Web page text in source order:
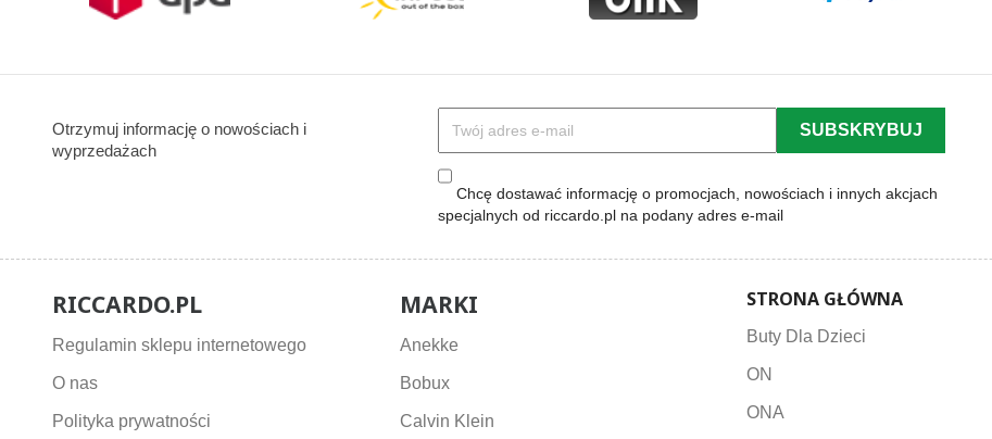
Otrzymuj informację o nowościach i
wyprzedażach
Chcę dostawać informację o promocjach, nowościach i innych akcjach
specjalnych od riccardo.pl na podany adres e-mail
RICCARDO.PL
Regulamin sklepu internetowego
O nas
Polityka prywatności
MARKI
Anekke
Bobux
Calvin Klein
STRONA GŁÓWNA
Buty Dla Dzieci
ON
ONA